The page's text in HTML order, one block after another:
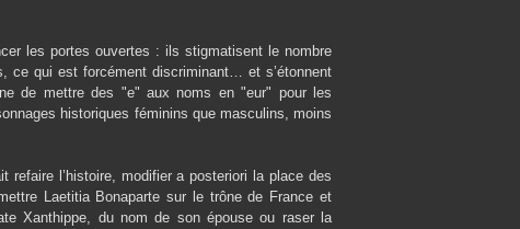
les portes ouvertes : ils stigmatisent le nombre
ce qui est forcément discriminant… et s’étonnent
de mettre des "e" aux noms en "eur" pour les
historiques féminins que masculins, moins
l’histoire, modifier a posteriori la place des
Laetitia Bonaparte sur le trône de France et
Xanthippe, du nom de son épouse ou raser la